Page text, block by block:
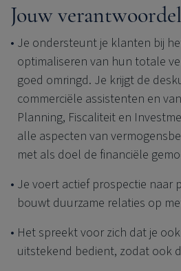
Jouw
Je ondersteunt je klanten bij
optimaliseren van hun totale
goed omringd. Je krijgt de
commerciële assistenten en
Planning, Fiscaliteit en
alle aspecten van
met als doel de financiële
Je voert actief prospectie naar
bouwt duurzame relaties op
Het spreekt voor zich dat je
uitstekend bedient, zodat ook